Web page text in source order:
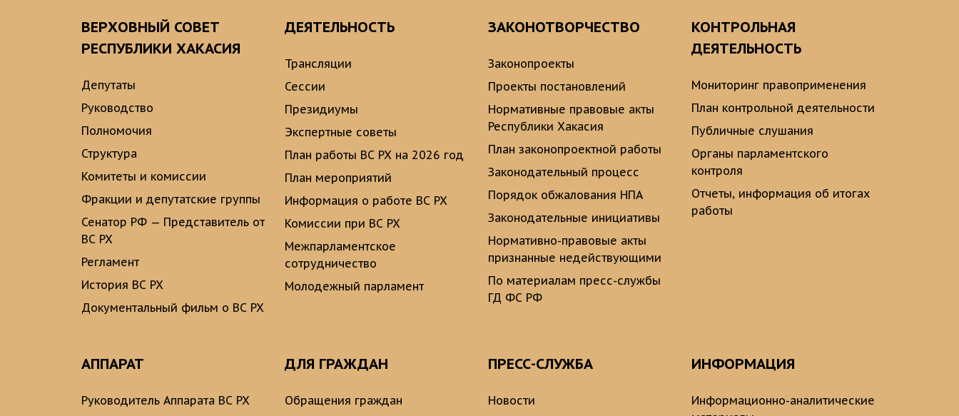
ВЕРХОВНЫЙ СОВЕТ
РЕСПУБЛИКИ ХАКАСИЯ
Депутаты
Руководство
Полномочия
Структура
Комитеты и комиссии
Фракции и депутатские группы
Сенатор РФ — Представитель от
ВС РХ
Регламент
История ВС РХ
Документальный фильм о ВС РХ
ДЕЯТЕЛЬНОСТЬ
Трансляции
Сессии
Президиумы
Экспертные советы
План работы ВС РХ на 2026 год
План мероприятий
Информация о работе ВС РХ
Комиссии при ВС РХ
Межпарламентское
сотрудничество
Молодежный парламент
ЗАКОНОТВОРЧЕСТВО
Законопроекты
Проекты постановлений
Нормативные правовые акты
Республики Хакасия
План законопроектной работы
Законодательный процесс
Порядок обжалования НПА
Законодательные инициативы
Нормативно-правовые акты
признанные недействующими
По материалам пресс-службы
ГД ФС РФ
КОНТРОЛЬНАЯ
ДЕЯТЕЛЬНОСТЬ
Мониторинг правоприменения
План контрольной деятельности
Публичные слушания
Органы парламентского
контроля
Отчеты, информация об итогах
работы
АППАРАТ
Руководитель Аппарата ВС РХ
ДЛЯ ГРАЖДАН
Обращения граждан
ПРЕСС-СЛУЖБА
Новости
ИНФОРМАЦИЯ
Информационно-аналитические